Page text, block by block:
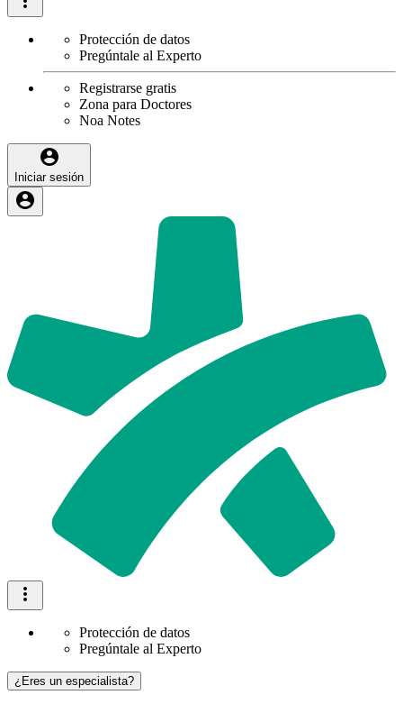
Protección de datos
Pregúntale al Experto
Registrarse gratis
Zona para Doctores
Noa Notes
Iniciar sesión
Protección de datos
Pregúntale al Experto
¿Eres un especialista?